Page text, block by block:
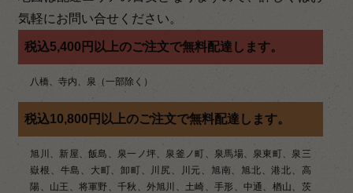
ー
シ
ョ
ン
気軽にお問い合せください。
税込5,400円以上のご注文で無料配達します。
八橋、寺内、泉（一部除く）
税込10,800円以上のご注文で無料配達します。
旭川、新屋、飯島、泉一ノ坪、泉釜ノ町、泉馬場、泉東町、泉三
嶽根、牛島、大町、卸町、川尻、川元、旭南、旭北、港北、高
陽、山王、将軍野、千秋、外旭川、土崎、手形、中通、楢山、茨